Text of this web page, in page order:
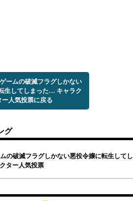
ームの破滅フラグしかない
生してしまった… キャラク
ー人気投票に戻る
グ
の破滅フラグしかない悪役令嬢に転生してし
ター人気投票